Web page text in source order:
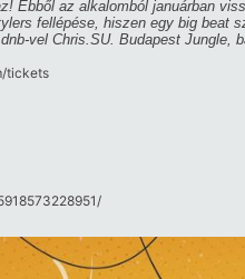
Ebből az alkalomból januárban
fellépése, hiszen egy big beat
vel Chris.SU. Budapest Jungle,
​tickets